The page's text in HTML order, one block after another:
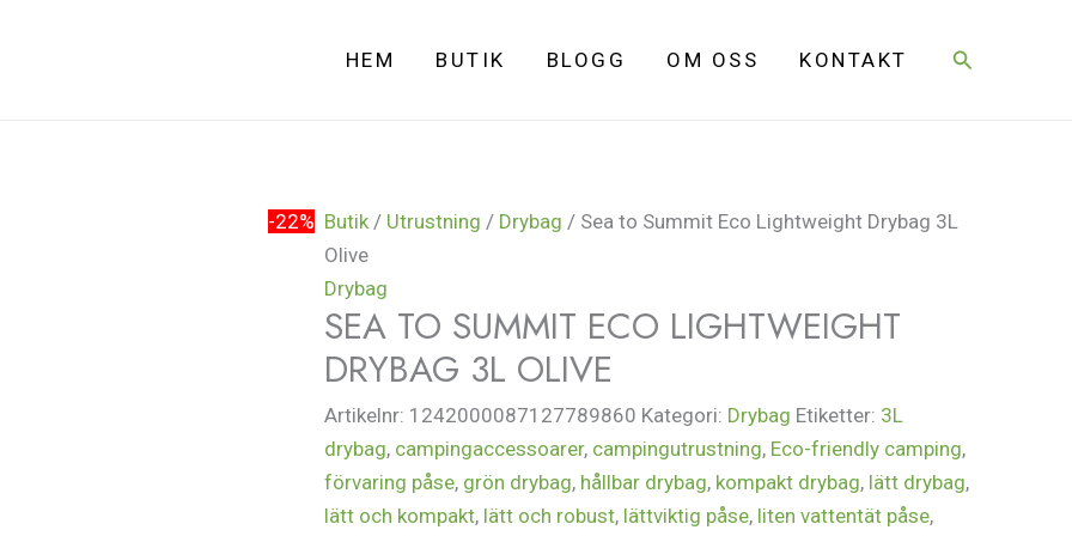
HEM BUTIK BLOGG OM OSS KONTAKT Sök
-22% Butik / Utrustning / Drybag / Sea to Summit Eco Lightweight Drybag 3L
Olive
Drybag
SEA TO SUMMIT ECO LIGHTWEIGHT
DRYBAG 3L OLIVE
Artikelnr: 1242000087127789860 Kategori: Drybag Etiketter: 3L
drybag, campingaccessoarer, campingutrustning, Eco-friendly camping,
förvaring påse, grön drybag, hållbar drybag, kompakt drybag, lätt drybag,
lätt och kompakt, lätt och robust, lättviktig påse, liten vattentät påse,